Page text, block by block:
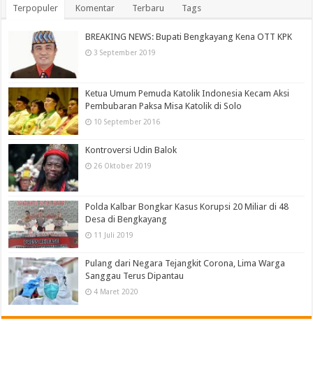
Terpopuler Komentar Terbaru Tags
BREAKING NEWS: Bupati Bengkayang Kena OTT KPK
3 September 2019
Ketua Umum Pemuda Katolik Indonesia Kecam Aksi
Pembubaran Paksa Misa Katolik di Solo
10 September 2016
Kontroversi Udin Balok
26 Oktober 2019
Polda Kalbar Bongkar Kasus Korupsi 20 Miliar di 48
Desa di Bengkayang
11 Juli 2019
Pulang dari Negara Tejangkit Corona, Lima Warga
Sanggau Terus Dipantau
4 Maret 2020